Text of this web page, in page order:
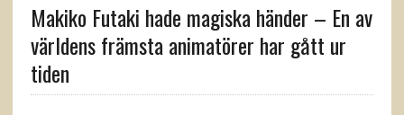
Makiko Futaki hade magiska händer – En av
världens främsta animatörer har gått ur
tiden